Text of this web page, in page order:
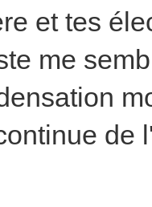
et tes
me
de